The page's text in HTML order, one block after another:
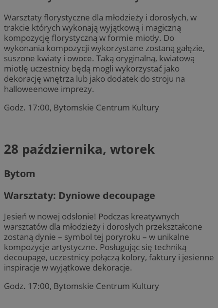
Warsztaty florystyczne dla młodzieży i dorosłych, w
trakcie których wykonają wyjątkową i magiczną
kompozycję florystyczną w formie miotły. Do
wykonania kompozycji wykorzystane zostaną gałęzie,
suszone kwiaty i owoce. Taką oryginalną, kwiatową
miotłę uczestnicy będą mogli wykorzystać jako
dekorację wnętrza lub jako dodatek do stroju na
halloweenowe imprezy.
Godz. 17:00, Bytomskie Centrum Kultury
28 października, wtorek
Bytom
Warsztaty: Dyniowe decoupage
Jesień w nowej odsłonie! Podczas kreatywnych
warsztatów dla młodzieży i dorosłych przekształcone
zostaną dynie – symbol tej poryroku – w unikalne
kompozycje artystyczne. Posługując się techniką
decoupage, uczestnicy połączą kolory, faktury i jesienne
inspiracje w wyjątkowe dekoracje.
Godz. 17:00, Bytomskie Centrum Kultury